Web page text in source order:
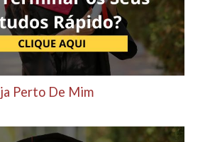
Perto De Mim